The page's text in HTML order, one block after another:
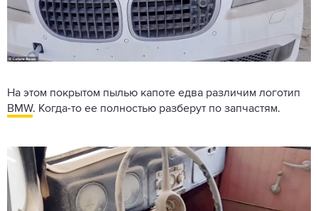
На этом покрытом пылью капоте едва различим логотип
BMW. Когда-то ее полностью разберут по запчастям.